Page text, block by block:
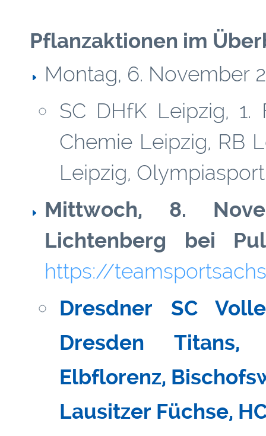
Pflanzaktionen im
Montag, 6. November
SC DHfK Leipzig, 1.
Chemie Leipzig, RB
Leipzig,
Mittwoch, 8.
Lichtenberg bei
https://
Dresdner SC
Dresden Titans,
Elbflorenz,
Lausitzer Füchse,